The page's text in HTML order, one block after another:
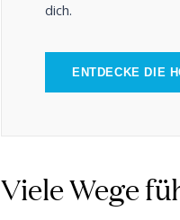
dich.
ENTDECKE DIE
Viele Wege